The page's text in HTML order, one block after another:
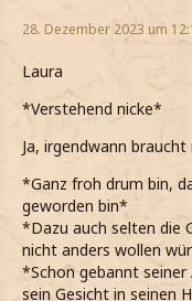
28. Dezember 2023 um
Laura
*Verstehend nicke*
Ja, irgendwann
*Ganz froh drum bin,
geworden bin*
*Dazu auch selten die
nicht anders wollen
*Schon gebannt
sein Gesicht in seinen